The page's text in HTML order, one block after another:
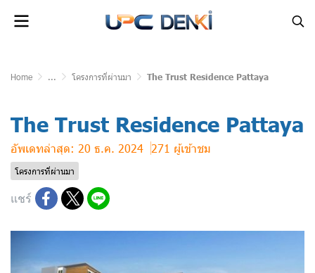
Home ... โครงการที่ผ่านมา The Trust Residence Pattaya
The Trust Residence Pattaya
อัพเดทล่าสุด: 20 ธ.ค. 2024 271 ผู้เข้าชม
โครงการที่ผ่านมา
แชร์